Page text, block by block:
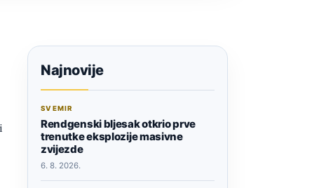
Najnovije
SVEMIR
Rendgenski bljesak otkrio prve
trenutke eksplozije masivne
zvijezde
6. 8. 2026.